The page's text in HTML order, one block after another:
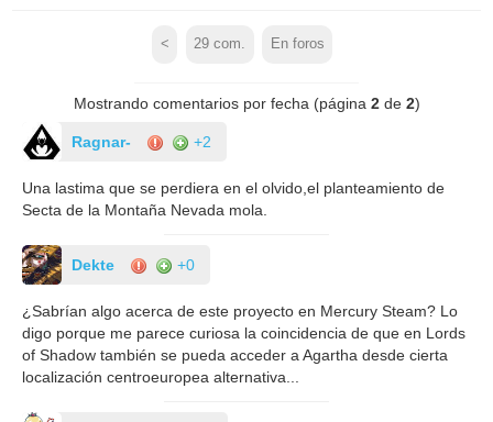
< 29 com. En foros
Mostrando comentarios por fecha (página 2de 2)
Ragnar- +2
Una lastima que se perdiera en el olvido,el planteamiento de
Secta de la Montaña Nevada mola.
Dekte +0
¿Sabrían algo acerca de este proyecto en Mercury Steam? Lo
digo porque me parece curiosa la coincidencia de que en Lords
of Shadow también se pueda acceder a Agartha desde cierta
localización centroeuropea alternativa...